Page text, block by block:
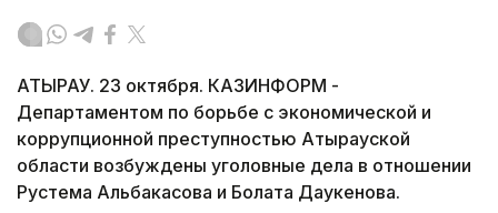
АТЫРАУ. 23 октября. КАЗИНФОРМ -
Департаментом по борьбе с экономической и
коррупционной преступностью Атырауской
области возбуждены уголовные дела в отношении
Рустема Альбакасова и Болата Даукенова.